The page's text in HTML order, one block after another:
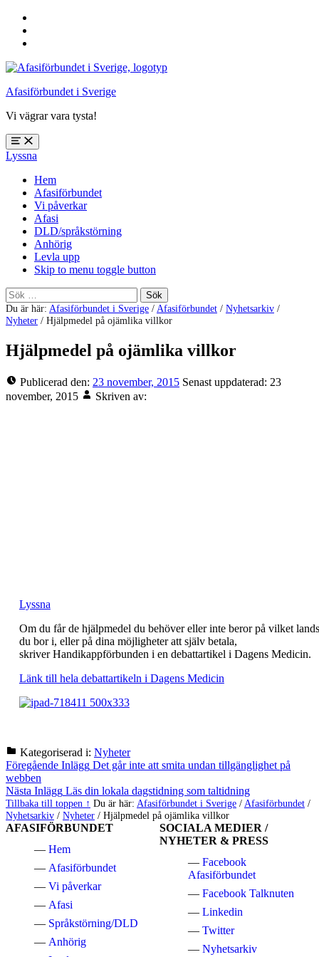
sidfoten
Afasiförbundet i Sverige
Vi vägrar vara tysta!
Öppna
meny:
%s
Lyssna
Hem
Afasiförbundet
Vi påverkar
Afasi
DLD/språkstörning
Anhörig
Levla upp
Skip to menu toggle button
Sök
efter:
Du är här: Afasiförbundet i Sverige /Afasiförbundet / Nyhetsarkiv /
Nyheter / Hjälpmedel på ojämlika villkor
Hjälpmedel på ojämlika villkor
Publicerad den: 23 november, 2015 Senast uppdaterad: 23
november, 2015
Skriven av:
Lyssna
Om du får de hjälpmedel du behöver eller inte beror på vilket
du bor i, eller på dina möjligheter att själv betala,
skriver Handikappförbunden i en debattartikel i Dagens Medicin.
Länk till hela debattartikeln i Dagens Medicin
Kategoriserad i: Nyheter
Hoppa
tillbaka
till
huvudnavigeringen
Inläggsnavigering
Föregående Inlägg Det går inte att smita undan tillgänglighet på
webben
Nästa Inlägg Läs din lokala dagstidning som taltidning
Tillbaka till toppen ↑ Du är här: Afasiförbundet i Sverige / Afasiförbundet /
Nyhetsarkiv / Nyheter / Hjälpmedel på ojämlika villkor
AFASIFÖRBUNDET
Hem
Afasiförbundet
Vi påverkar
Afasi
Språkstörning/DLD
Anhörig
SOCIALA MEDIER /
NYHETER & PRESS
Facebook
Afasiförbundet
Facebook Talknuten
Linkedin
Twitter
Nyhetsarkiv